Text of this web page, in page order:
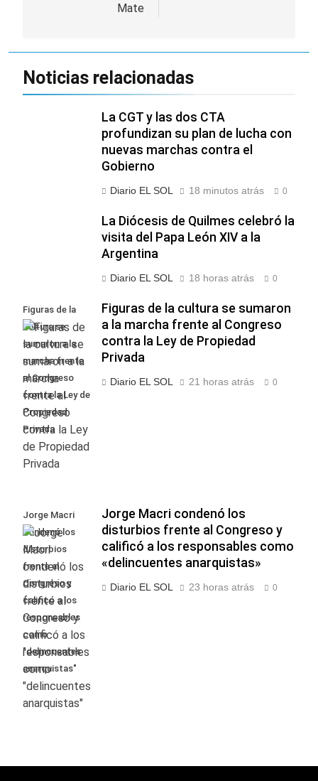
Mate
Noticias relacionadas
La CGT y las dos CTA
profundizan su plan de lucha con
nuevas marchas contra el
Gobierno
Diario EL SOL 18 minutos atrás 0
La Diócesis de Quilmes celebró la
visita del Papa León XIV a la
Argentina
Diario EL SOL 18 horas atrás 0
Figuras de la
cultura se
sumaron a la
marcha frente
al Congreso
contra la Ley de
Propiedad
Privada
Figuras de la cultura se sumaron
a la marcha frente al Congreso
contra la Ley de Propiedad
Privada
Diario EL SOL 21 horas atrás 0
Jorge Macri
condenó los
disturbios
frente al
Congreso y
calificó a los
responsables
como
"delincuentes
anarquistas"
Jorge Macri condenó los
disturbios frente al Congreso y
calificó a los responsables como
«delincuentes anarquistas»
Diario EL SOL 23 horas atrás 0